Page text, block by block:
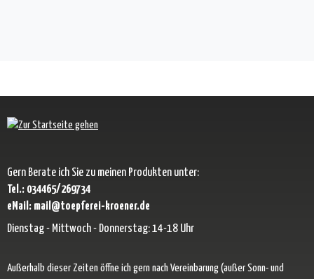
Gern Berate ich Sie zu meinen Produkten unter:
Tel.: 034465/269734
eMail: mail@toepferei-kroener.de
Dienstag - Mittwoch - Donnerstag: 14-18 Uhr
Außerhalb dieser Zeiten öffne ich gern nach Vereinbarung (außer Sonn- und